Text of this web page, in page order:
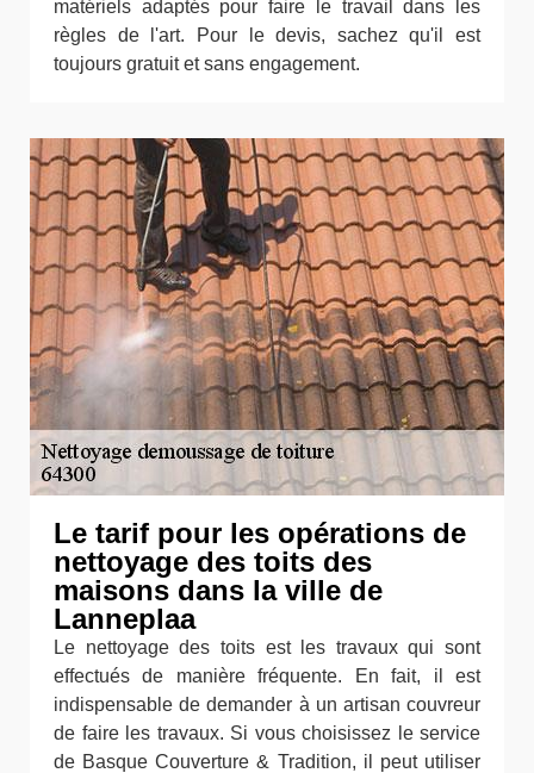
matériels adaptés pour faire le travail dans les
règles de l'art. Pour le devis, sachez qu'il est
toujours gratuit et sans engagement.
Le tarif pour les opérations de
nettoyage des toits des
maisons dans la ville de
Lanneplaa
Le nettoyage des toits est les travaux qui sont
effectués de manière fréquente. En fait, il est
indispensable de demander à un artisan couvreur
de faire les travaux. Si vous choisissez le service
de Basque Couverture & Tradition, il peut utiliser